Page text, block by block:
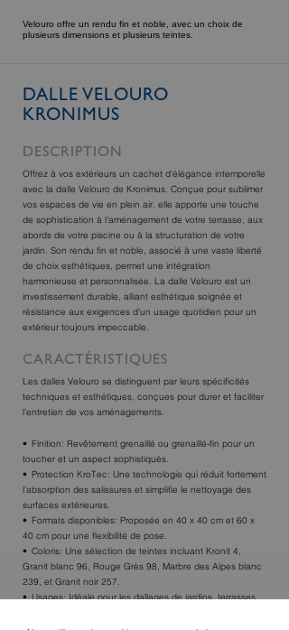
Velouro offre un rendu fin et noble, avec un choix de
plusieurs dimensions et plusieurs teintes.
DALLE VELOURO
KRONIMUS
DESCRIPTION
Offrez à vos extérieurs un cachet d'élégance intemporelle
avec la dalle Velouro de Kronimus. Conçue pour sublimer
vos espaces de vie en plein air, elle apporte une touche
de sophistication à l'aménagement de votre terrasse, aux
abords de votre piscine ou à la structuration de votre
jardin. Son rendu fin et noble, associé à une vaste liberté
de choix esthétiques, permet une intégration
harmonieuse et personnalisée. La dalle Velouro est un
investissement durable, alliant esthétique soignée et
résistance aux exigences d'un usage quotidien pour un
extérieur toujours impeccable.
CARACTÉRISTIQUES
Les dalles Velouro se distinguent par leurs spécificités
techniques et esthétiques, conçues pour durer et faciliter
l'entretien de vos aménagements.
Finition: Revêtement grenaillé ou grenaillé-fin pour un
toucher et un aspect sophistiqués.
Protection KroTec: Une technologie qui réduit fortement
l'absorption des salissures et simplifie le nettoyage des
surfaces extérieures.
Formats disponibles: Proposée en 40 x 40 cm et 60 x
40 cm pour une flexibilité de pose.
Coloris: Une sélection de teintes incluant Kronit 4,
Granit blanc 96, Rouge Grès 98, Marbre des Alpes blanc
239, et Granit noir 257.
Usages: Idéale pour les dallages de jardins, terrasses,